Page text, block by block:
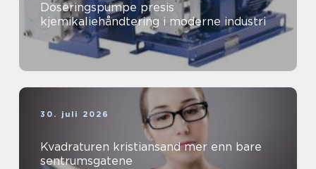
Doseringspumpe presis
kjemikaliehåndtering i moderne industri
30. juli 2026
Kvadraturen kristiansand mer enn bare
sentrumsgatene